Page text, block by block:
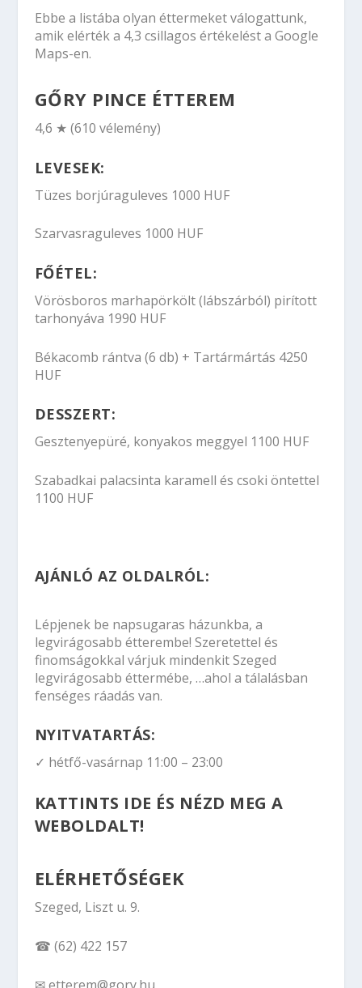
Ebbe a listába olyan éttermeket válogattunk,
amik elérték a 4,3 csillagos értékelést a Google
Maps-en.
GŐRY PINCE ÉTTEREM
4,6 ★ (610 vélemény)
LEVESEK:
Tüzes borjúraguleves 1000 HUF
Szarvasraguleves 1000 HUF
FŐÉTEL:
Vörösboros marhapörkölt (lábszárból) pirított
tarhonyáva 1990 HUF
Békacomb rántva (6 db) + Tartármártás 4250
HUF
DESSZERT:
Gesztenyepüré, konyakos meggyel 1100 HUF
Szabadkai palacsinta karamell és csoki öntettel
1100 HUF
AJÁNLÓ AZ OLDALRÓL:
Lépjenek be napsugaras házunkba, a
legvirágosabb étterembe! Szeretettel és
finomságokkal várjuk mindenkit Szeged
legvirágosabb éttermébe, …ahol a tálalásban
fenséges ráadás van.
NYITVATARTÁS:
✓ hétfő-vasárnap 11:00 – 23:00
KATTINTS IDE ÉS NÉZD MEG A
WEBOLDALT!
ELÉRHETŐSÉGEK
Szeged, Liszt u. 9.
☎ (62) 422 157
✉ etterem@gory.hu